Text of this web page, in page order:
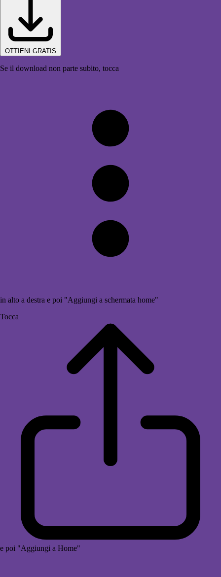
OTTIENI GRATIS
Se il download non parte subito, tocca
in alto a destra e poi "Aggiungi a schermata home"
Tocca
e poi "Aggiungi a Home"